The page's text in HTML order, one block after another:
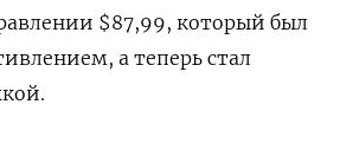
$87,99, который был
а теперь стал